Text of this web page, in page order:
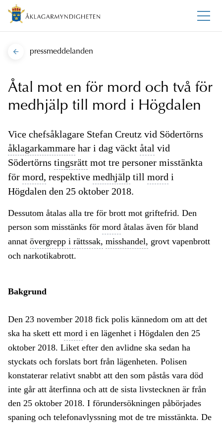
pressmeddelanden
Åtal mot en för mord och två för
medhjälp till mord i Högdalen
Vice chefsåklagare Stefan Creutz vid Södertörns
åklagarkammare har i dag väckt åtal vid
Södertörns tingsrätt mot tre personer misstänkta
för mord, respektive medhjälp till mord i
Högdalen den 25 oktober 2018.
Dessutom åtalas alla tre för brott mot griftefrid. Den
person som misstänks för mord åtalas även för bland
annat övergrepp i rättssak, misshandel, grovt vapenbrott
och narkotikabrott.
Bakgrund
Den 23 november 2018 fick polis kännedom om att det
ska ha skett ett mord i en lägenhet i Högdalen den 25
oktober 2018. Liket efter den avlidne ska sedan ha
styckats och forslats bort från lägenheten. Polisen
konstaterar relativt snabbt att den som påstås vara död
inte går att återfinna och att de sista livstecknen är från
den 25 oktober 2018. I förundersökningen påbörjades
spaning och telefonavlyssning mot de tre misstänkta. De